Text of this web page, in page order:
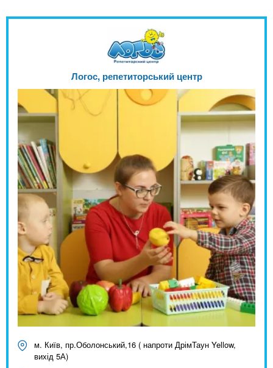
Логос, репетиторський центр
м. Київ, пр.Оболонський,16 ( напроти ДрімТаун Yellow,
вихід 5А)